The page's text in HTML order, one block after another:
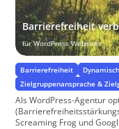
Barrierefreiheit
für WordPress Websites
Barrierefreiheit
Zielgruppenansprache &
Als WordPress-Agentur
Screaming Frog und